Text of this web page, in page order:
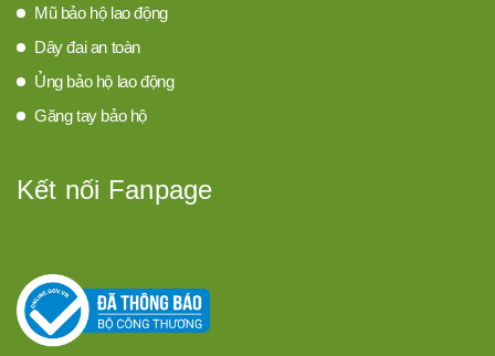
Mũ bảo hộ lao động
Dây đai an toàn
Ủng bảo hộ lao động
Găng tay bảo hộ
Kết nối Fanpage